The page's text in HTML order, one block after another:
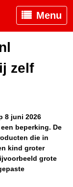
Menu
zelf
8 juni 2026
beperking. De
die in
kind groter
grote